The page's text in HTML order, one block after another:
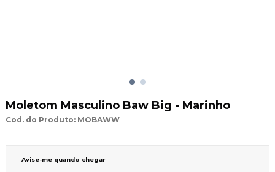
Moletom Masculino Baw Big - Marinho
Cod. do Produto: MOBAWW
Avise-me quando chegar